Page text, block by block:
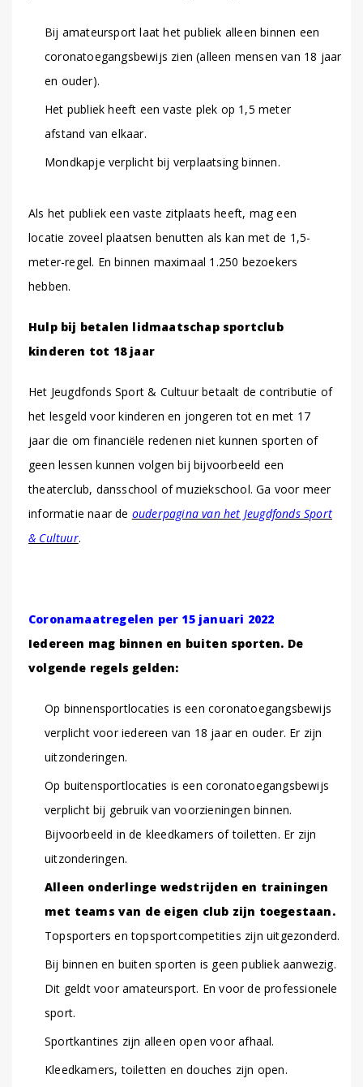
Bij amateursport laat het publiek alleen binnen een
coronatoegangsbewijs zien (alleen mensen van 18 jaar
en ouder).
Het publiek heeft een vaste plek op 1,5 meter
afstand van elkaar.
Mondkapje verplicht bij verplaatsing binnen.
Als het publiek een vaste zitplaats heeft, mag een
locatie zoveel plaatsen benutten als kan met de 1,5-
meter-regel. En binnen maximaal 1.250 bezoekers
hebben.
Hulp bij betalen lidmaatschap sportclub
kinderen tot 18 jaar
Het Jeugdfonds Sport & Cultuur betaalt de contributie of
het lesgeld voor kinderen en jongeren tot en met 17
jaar die om financiële redenen niet kunnen sporten of
geen lessen kunnen volgen bij bijvoorbeeld een
theaterclub, dansschool of muziekschool. Ga voor meer
informatie naar de ouderpagina van het Jeugdfonds Sport
& Cultuur.
Coronamaatregelen per 15 januari 2022
Iedereen mag binnen en buiten sporten. De
volgende regels gelden:
Op binnensportlocaties is een coronatoegangsbewijs
verplicht voor iedereen van 18 jaar en ouder. Er zijn
uitzonderingen.
Op buitensportlocaties is een coronatoegangsbewijs
verplicht bij gebruik van voorzieningen binnen.
Bijvoorbeeld in de kleedkamers of toiletten. Er zijn
uitzonderingen.
Alleen onderlinge wedstrijden en trainingen
met teams van de eigen club zijn toegestaan.
Topsporters en topsportcompetities zijn uitgezonderd.
Bij binnen en buiten sporten is geen publiek aanwezig.
Dit geldt voor amateursport. En voor de professionele
sport.
Sportkantines zijn alleen open voor afhaal.
Kleedkamers, toiletten en douches zijn open.